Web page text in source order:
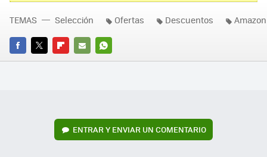
FACEBOOK
TWITTERFLIPBOARD
E-
WHATSAPP
TEMAS Selección Ofertas Descuentos
ENTRAR Y ENVIAR UN COMENTARIO